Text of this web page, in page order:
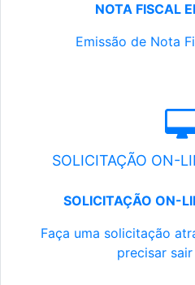
NOTA FISCAL
Emissão de Nota
SOLICITAÇÃO ON-
SOLICITAÇÃO ON-
Faça uma solicitação
precisar